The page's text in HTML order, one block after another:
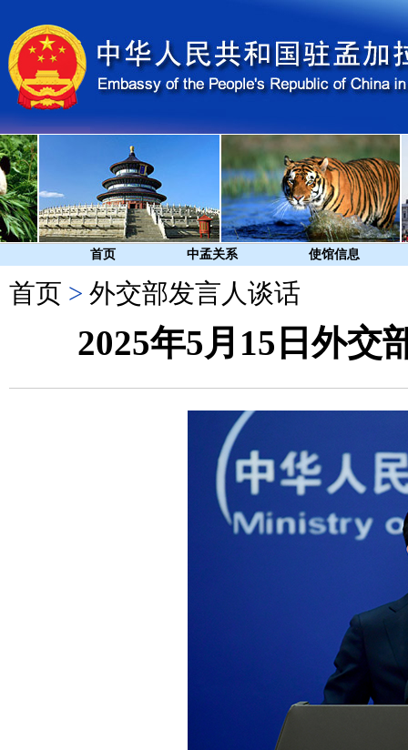
首页 中孟关系 使馆信息
首页 > 外交部发言人谈话
2025年5月15日外交